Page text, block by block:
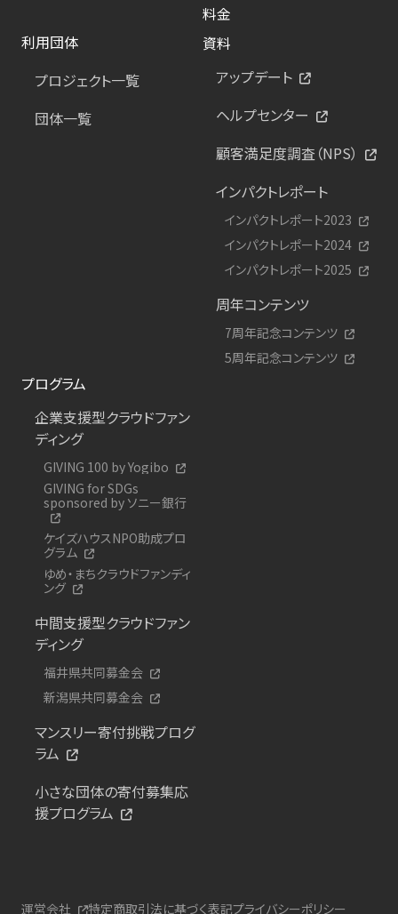
料金
利用団体
プロジェクト一覧
団体一覧
資料
アップデート
ヘルプセンター
顧客満足度調査（NPS）
インパクトレポート
インパクトレポート2023
インパクトレポート2024
インパクトレポート2025
周年コンテンツ
7周年記念コンテンツ
5周年記念コンテンツ
プログラム
企業支援型クラウドファン
ディング
GIVING 100 by Yogibo
GIVING for SDGs
sponsored by ソニー銀行
ケイズハウスNPO助成プロ
グラム
ゆめ・まちクラウドファンディ
ング
中間支援型クラウドファン
ディング
福井県共同募金会
新潟県共同募金会
マンスリー寄付挑戦プログ
ラム
小さな団体の寄付募集応
援プログラム
運営会社 特定商取引法に基づく表記プライバシーポリシー